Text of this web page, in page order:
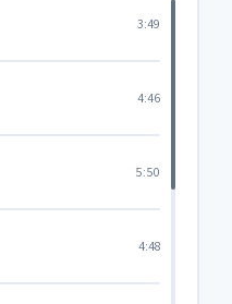
3:49
4:46
5:50
4:48